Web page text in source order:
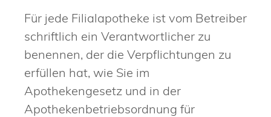
Für jede Filialapotheke ist vom Betreiber
schriftlich ein Verantwortlicher zu
benennen, der die Verpflichtungen zu
erfüllen hat, wie Sie im
Apothekengesetz und in der
Apothekenbetriebsordnung für